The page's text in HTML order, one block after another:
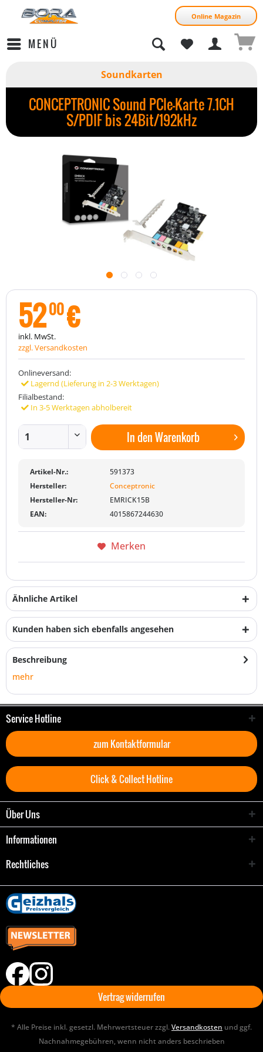
Online Magazin
MENÜ
Soundkarten
CONCEPTRONIC Sound PCIe-Karte 7.1CH
S/PDIF bis 24Bit/192kHz
5200€
inkl. MwSt.
zzgl. Versandkosten
Onlineversand:
Lagernd (Lieferung in 2-3 Werktagen)
Filialbestand:
In 3-5 Werktagen abholbereit
In denWarenkorb
Artikel-Nr.:
591373
Hersteller:
Conceptronic
Hersteller-Nr:
EMRICK15B
EAN:
4015867244630
Merken
Ähnliche Artikel
Kunden haben sich ebenfalls angesehen
Beschreibung
mehr
Service Hotline
zum Kontaktformular
Click & Collect Hotline
Über Uns
Informationen
Rechtliches
Vertrag widerrufen
* Alle Preise inkl. gesetzl. Mehrwertsteuer zzgl.Versandkosten und ggf.
Nachnahmegebühren, wenn nicht anders beschrieben